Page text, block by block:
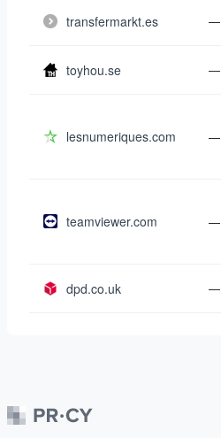
transfermarkt.es —
toyhou.se —
lesnumeriques.com —
teamviewer.com —
dpd.co.uk —